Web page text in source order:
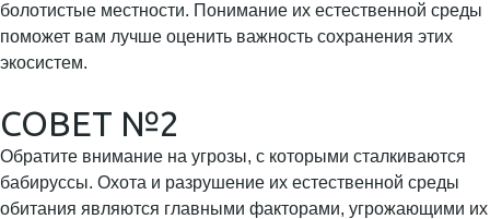
болотистые местности. Понимание их естественной среды
поможет вам лучше оценить важность сохранения этих
экосистем.
СОВЕТ №2
Обратите внимание на угрозы, с которыми сталкиваются
бабируссы. Охота и разрушение их естественной среды
обитания являются главными факторами, угрожающими их